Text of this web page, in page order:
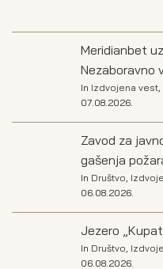
Meridianbet
Nezaboravno
In Izdvojena vest,
07.08.2026.
Zavod za
gašenja
In Društvo
06.08.2026.
Jezero
In Društvo
06.08.2026.